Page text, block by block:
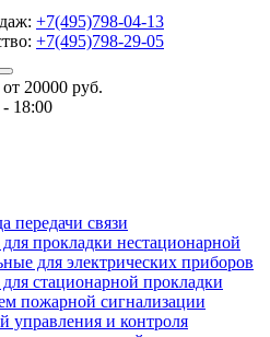
+7(495)798-04-13
+7(495)798-29-05
20000 руб.
18:00
передачи связи
прокладки нестационарной
для электрических приборов
стационарной прокладки
пожарной сигнализации
управления и контроля